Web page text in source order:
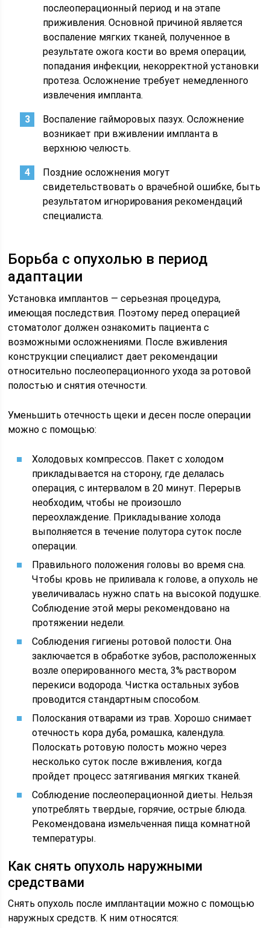
послеоперационный период и на этапе
приживления. Основной причиной является
воспаление мягких тканей, полученное в
результате ожога кости во время операции,
попадания инфекции, некорректной установки
протеза. Осложнение требует немедленного
извлечения импланта.
Воспаление гайморовых пазух. Осложнение
возникает при вживлении импланта в
верхнюю челюсть.
Поздние осложнения могут
свидетельствовать о врачебной ошибке, быть
результатом игнорирования рекомендаций
специалиста.
Борьба с опухолью в период
адаптации
Установка имплантов — серьезная процедура,
имеющая последствия. Поэтому перед операцией
стоматолог должен ознакомить пациента с
возможными осложнениями. После вживления
конструкции специалист дает рекомендации
относительно послеоперационного ухода за ротовой
полостью и снятия отечности.
Уменьшить отечность щеки и десен после операции
можно с помощью:
Холодовых компрессов. Пакет с холодом
прикладывается на сторону, где делалась
операция, с интервалом в 20 минут. Перерыв
необходим, чтобы не произошло
переохлаждение. Прикладывание холода
выполняется в течение полутора суток после
операции.
Правильного положения головы во время сна.
Чтобы кровь не приливала к голове, а опухоль не
увеличивалась нужно спать на высокой подушке.
Соблюдение этой меры рекомендовано на
протяжении недели.
Соблюдения гигиены ротовой полости. Она
заключается в обработке зубов, расположенных
возле оперированного места, 3% раствором
перекиси водорода. Чистка остальных зубов
проводится стандартным способом.
Полоскания отварами из трав. Хорошо снимает
отечность кора дуба, ромашка, календула.
Полоскать ротовую полость можно через
несколько суток после вживления, когда
пройдет процесс затягивания мягких тканей.
Соблюдение послеоперационной диеты. Нельзя
употреблять твердые, горячие, острые блюда.
Рекомендована измельченная пища комнатной
температуры.
Как снять опухоль наружными
средствами
Снять опухоль после имплантации можно с помощью
наружных средств. К ним относятся: